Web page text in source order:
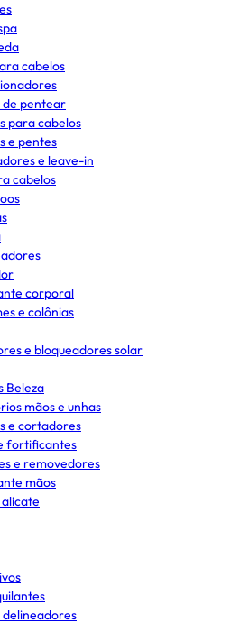
cabelos
pentear
para cabelos
e pentes
e leave-in
cabelos
corporal
e colônias
e bloqueadores solar
Beleza
mãos e unhas
e cortadores
fortificantes
e removedores
mãos
alicate
delineadores